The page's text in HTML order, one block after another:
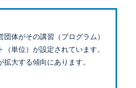
体がその講習（プログラム）
単位）が設定されています。
大する傾向にあります。